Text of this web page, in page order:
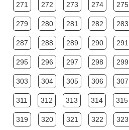
271 272 273 274 275
279 280 281 282 283
287 288 289 290 291
295 296 297 298 299
303 304 305 306 307
311 312 313 314 315
319 320 321 322 323